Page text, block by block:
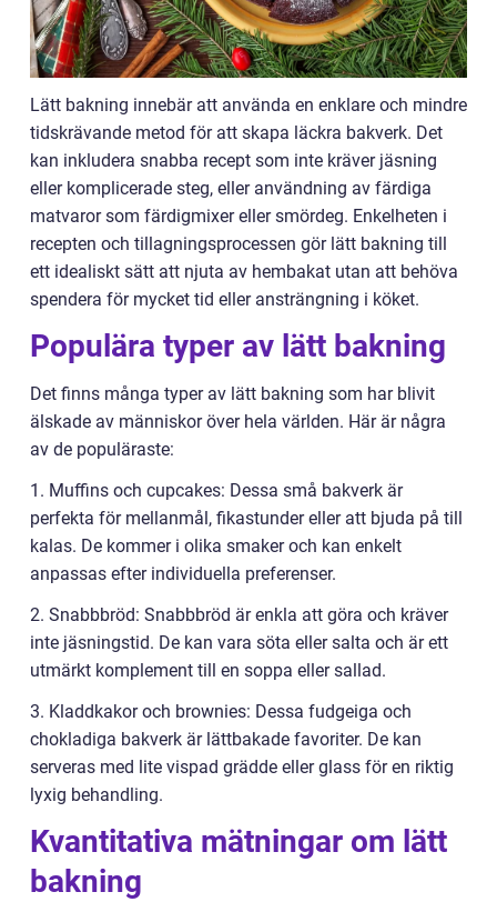
Lätt bakning innebär att använda en enklare och mindre
tidskrävande metod för att skapa läckra bakverk. Det
kan inkludera snabba recept som inte kräver jäsning
eller komplicerade steg, eller användning av färdiga
matvaror som färdigmixer eller smördeg. Enkelheten i
recepten och tillagningsprocessen gör lätt bakning till
ett idealiskt sätt att njuta av hembakat utan att behöva
spendera för mycket tid eller ansträngning i köket.
Populära typer av lätt bakning
Det finns många typer av lätt bakning som har blivit
älskade av människor över hela världen. Här är några
av de populäraste:
1. Muffins och cupcakes: Dessa små bakverk är
perfekta för mellanmål, fikastunder eller att bjuda på till
kalas. De kommer i olika smaker och kan enkelt
anpassas efter individuella preferenser.
2. Snabbbröd: Snabbbröd är enkla att göra och kräver
inte jäsningstid. De kan vara söta eller salta och är ett
utmärkt komplement till en soppa eller sallad.
3. Kladdkakor och brownies: Dessa fudgeiga och
chokladiga bakverk är lättbakade favoriter. De kan
serveras med lite vispad grädde eller glass för en riktig
lyxig behandling.
Kvantitativa mätningar om lätt
bakning